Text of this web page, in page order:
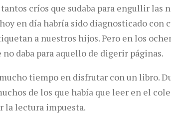
críos que sudaba para engullir las
en día habría sido diagnosticado con
a nuestros hijos. Pero en los
daba para aquello de digerir páginas.
tiempo en disfrutar con un libro.
de los que había que leer en el
la lectura impuesta.